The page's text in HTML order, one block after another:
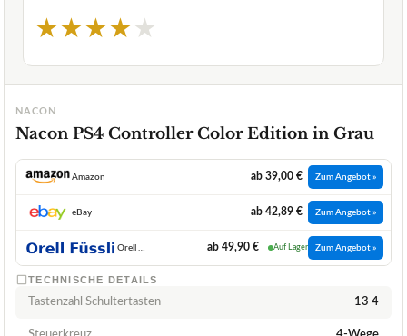
★★★★★
NACON
Nacon PS4 Controller Color Edition in Grau
Amazon ab 39,00 € Zum Angebot »
eBay ab 42,89 € Zum Angebot »
ab 49,90 € Auf Lager Zum Angebot »
TECHNISCHE DETAILS
Tastenzahl Schultertasten 13 4